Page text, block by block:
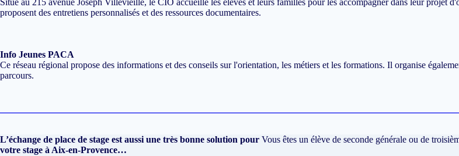
Situé au 215 avenue Joseph Villevieille, le CIO accueille les élèves et leurs familles pour les accompagner dans leur projet
proposent des entretiens personnalisés et des ressources documentaires.
Info Jeunes PACA
Ce réseau régional propose des informations et des conseils sur l'orientation, les métiers et les formations. Il organise
parcours.
L’échange de place de stage est aussi une très bonne solution pour
votre stage à Aix-en-Provence…
Vous êtes un élève de seconde générale ou de